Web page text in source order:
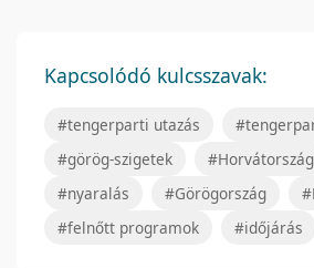
Kapcsolódó kulcsszavak:
#tengerparti utazás
#görög-szigetek
#Horvátország
#nyaralás
#Görögország
#felnőtt programok
#időjárás